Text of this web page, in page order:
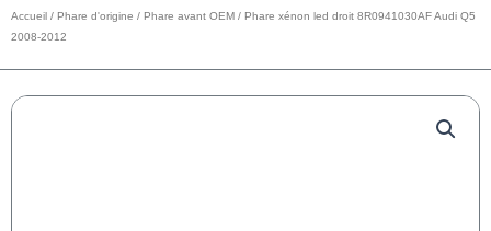
Accueil / Phare d'origine / Phare avant OEM / Phare xénon led droit 8R0941030AF Audi Q5
2008-2012